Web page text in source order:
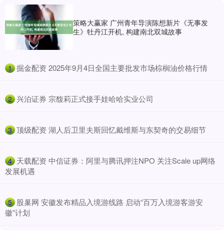
策略大赢家 广州青年导演陈想新片《无事发
生》牡丹江开机, 构建南北双城故事
1 ​掘金配资 2025年9月4日全国主要批发市场棕榈油价格行情
2 ​兴泊证券 宗馥莉正式接手娃哈哈实业公司
3 ​顶级配资 湖人后卫里夫斯回忆戴维斯与东契奇的交易细节
4 ​天载配资 中信证券：阿里与腾讯押注NPO 关注Scale up网络
发展机遇
5 ​股巢网 安徽发布精品入境游线路 启动“百万入境游客游安
徽”计划